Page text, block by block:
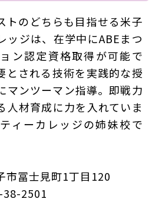
トのどちらも目指せる米子
ッジは、在学中にABEまつ
ン認定資格取得が可能で
とされる技術を実践的な授
マンツーマン指導。即戦力
人材育成に力を入れていま
ィーカレッジの姉妹校で
市冨士見町1丁目120
38-2501